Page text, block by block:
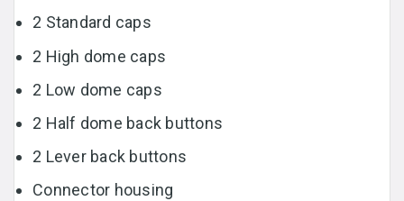
2 Standard caps
2 High dome caps
2 Low dome caps
2 Half dome back buttons
2 Lever back buttons
Connector housing